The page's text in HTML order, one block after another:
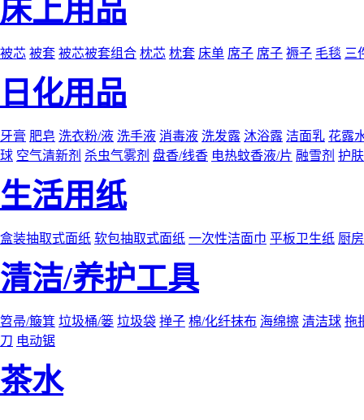
床上用品
被芯 被套 被芯被套组合 枕芯 枕套 床单 席子 席子 褥子 毛毯 三
日化用品
牙膏 肥皂 洗衣粉/液 洗手液 消毒液 洗发露 沐浴露 洁面乳 花露
球 空气清新剂 杀虫气雾剂 盘香/线香 电热蚊香液/片 融雪剂 护
生活用纸
盒装抽取式面纸 软包抽取式面纸 一次性洁面巾 平板卫生纸 厨
清洁/养护工具
笤帚/簸箕 垃圾桶/篓 垃圾袋 掸子 棉/化纤抹布 海绵擦 清洁球 拖
刀 电动锯
茶水